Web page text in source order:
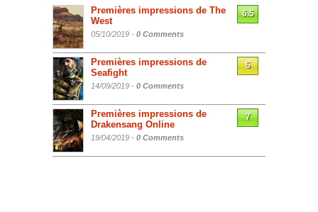
Premières impressions de The
West
05/10/2019 - 0 Comments
6.5
Premières impressions de
Seafight
14/09/2019 - 0 Comments
5
Premières impressions de
Drakensang Online
19/04/2019 - 0 Comments
7